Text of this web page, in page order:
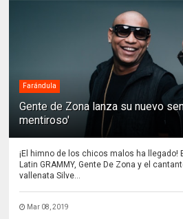
Farándula
Gente de Zona lanza su nuevo
mentiroso'
¡El himno de los chicos malos ha llegado!
Latin GRAMMY, Gente De Zona y el
vallenata Silve...
Mar 08, 2019